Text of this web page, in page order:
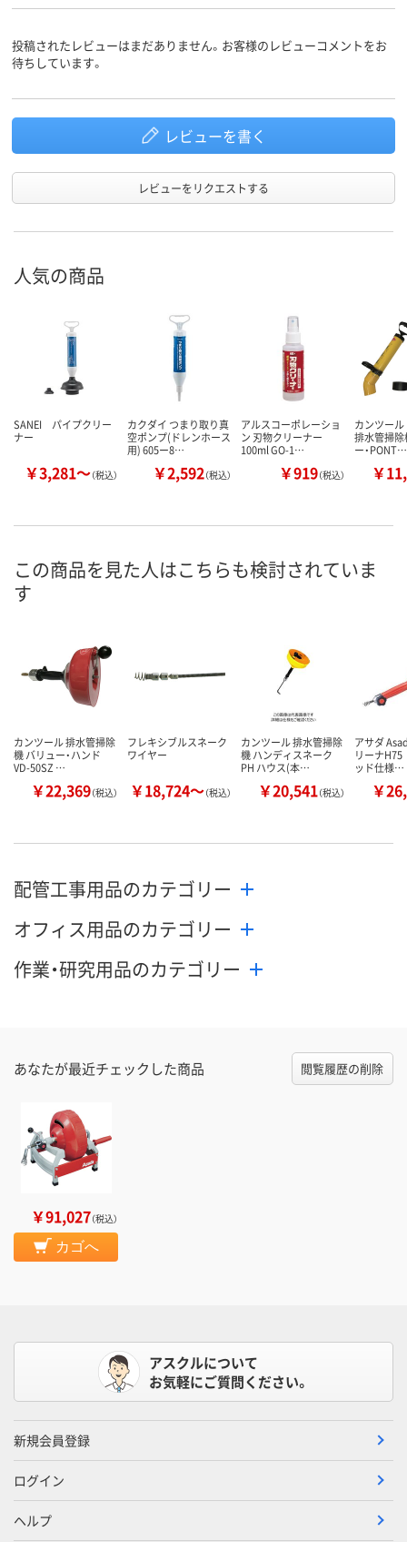
投稿されたレビューはまだありません。お客様のレビューコメントをお
待ちしています。
レビューを書く
レビューをリクエストする
人気の商品
SANEI パイプクリー
ナー
￥3,281～（税込）
カクダイ つまり取り真
空ポンプ(ドレンホース
用) 605ー8…
￥2,592（税込）
アルスコーポレーショ
ン 刃物クリーナー
100ml GO-1…
￥919（税込）
カンツール
排水管掃除
ー・PONT…
￥
この商品を見た人はこちらも検討されていま
す
カンツール 排水管掃除
機 バリュー・ハンド
VD-50SZ …
￥22,369（税込）
フレキシブルスネーク
ワイヤー
￥18,724～（税込）
カンツール 排水管掃除
機 ハンディスネーク
PH ハウス(本…
￥20,541（税込）
アサダ
リーナH75
ッド仕様…
￥
配管工事用品のカテゴリー
オフィス用品のカテゴリー
作業・研究用品のカテゴリー
あなたが最近チェックした商品 閲覧履歴の削除
￥91,027（税込）
カゴへ
アスクルについて
お気軽にご質問ください。
新規会員登録
ログイン
ヘルプ